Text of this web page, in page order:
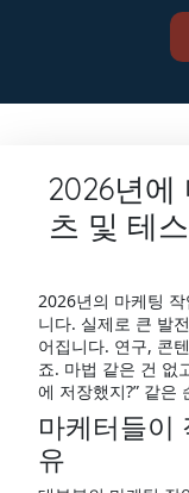
2026년에
츠 및 테
2026년의 마케팅
니다. 실제로 큰 발
어집니다. 연구, 콘
죠. 마법 같은 건 없
에 저장했지?” 같은
마케터들이
유